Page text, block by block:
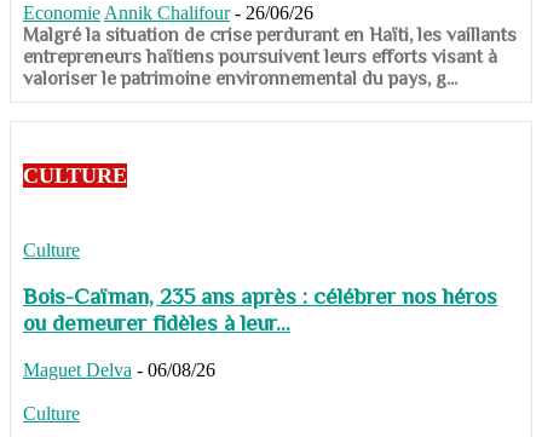
Economie Annik Chalifour - 26/06/26
​​​​​​​Malgré la situation de crise perdurant en Haïti, les vaillants
entrepreneurs haïtiens poursuivent leurs efforts visant à
valoriser le patrimoine environnemental du pays, g...
CULTURE
Culture
Bois-Caïman, 235 ans après : célébrer nos héros
ou demeurer fidèles à leur...
Maguet Delva - 06/08/26
Culture